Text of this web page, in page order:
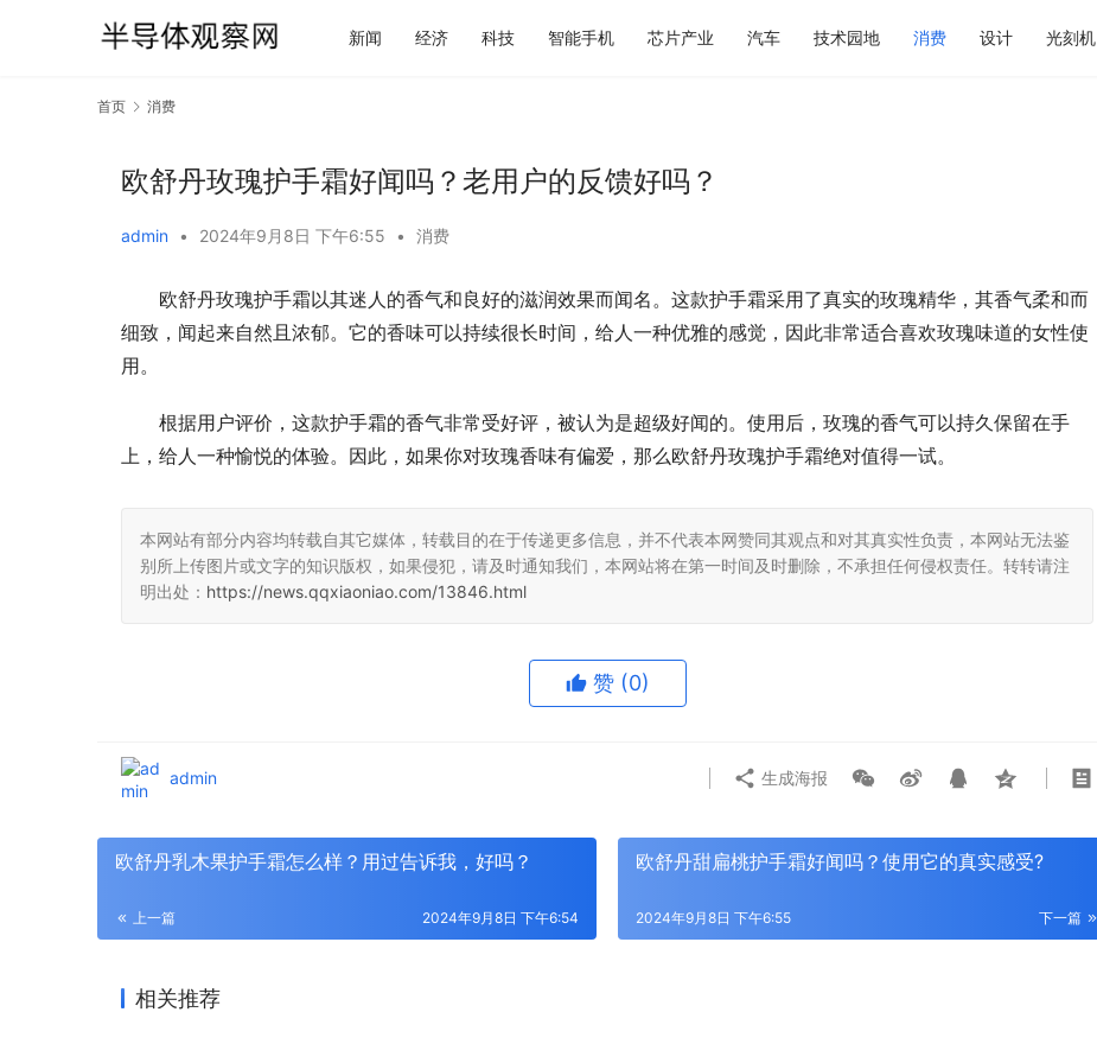
新闻 经济 科技 智能手机 芯片产业 汽车 技术园地 消费 设计 光刻机
首页 消费
欧舒丹玫瑰护手霜好闻吗？老用户的反馈好吗？
admin • 2024年9月8日 下午6:55 • 消费
欧舒丹玫瑰护手霜以其迷人的香气和良好的滋润效果而闻名。这款护手霜采用了真实的玫瑰精华，其香气柔和而
细致，闻起来自然且浓郁。它的香味可以持续很长时间，给人一种优雅的感觉，因此非常适合喜欢玫瑰味道的女性使
用。
根据用户评价，这款护手霜的香气非常受好评，被认为是超级好闻的。使用后，玫瑰的香气可以持久保留在手
上，给人一种愉悦的体验。因此，如果你对玫瑰香味有偏爱，那么欧舒丹玫瑰护手霜绝对值得一试。
本网站有部分内容均转载自其它媒体，转载目的在于传递更多信息，并不代表本网赞同其观点和对其真实性负责，本网站无法鉴
别所上传图片或文字的知识版权，如果侵犯，请及时通知我们，本网站将在第一时间及时删除，不承担任何侵权责任。转转请注
明出处： https://news.qqxiaoniao.com/13846.html
赞 (0)
admin 生成海报
欧舒丹乳木果护手霜怎么样？用过告诉我，好吗？
上一篇 2024年9月8日 下午6:54
欧舒丹甜扁桃护手霜好闻吗？使用它的真实感受?
下一篇
2024年9月8日 下午6:55
相关推荐